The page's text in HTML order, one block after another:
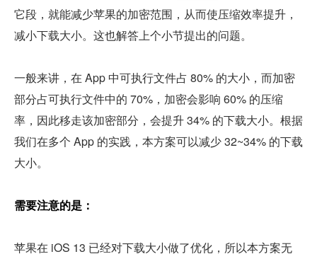
它段，就能减少苹果的加密范围，从而使压缩效率提升，
减小下载大小。这也解答上个小节提出的问题。
一般来讲，在 App 中可执行文件占 80% 的大小，而加密
部分占可执行文件中的 70%，加密会影响 60% 的压缩
率，因此移走该加密部分，会提升 34% 的下载大小。根据
我们在多个 App 的实践，本方案可以减少 32~34% 的下载
大小。
需要注意的是：
苹果在 iOS 13 已经对下载大小做了优化，所以本方案无